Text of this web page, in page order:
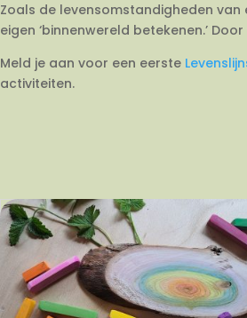
Zoals de levensomstandigheden
eigen ‘binnenwereld betekenen.’
Meld je aan voor een eerste
activiteiten.